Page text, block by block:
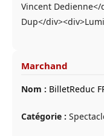
Vincent
Dup</
Marchand
Nom : BilletReduc
Catégorie :